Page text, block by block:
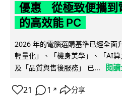
優惠 從極致便攜到
的高效能 PC
2026 年的電腦選購基準已經全面
輕量化」、「機身美學」、「AI
及「品質與售後服務」 已...
閱
21 1 ↗ 分享